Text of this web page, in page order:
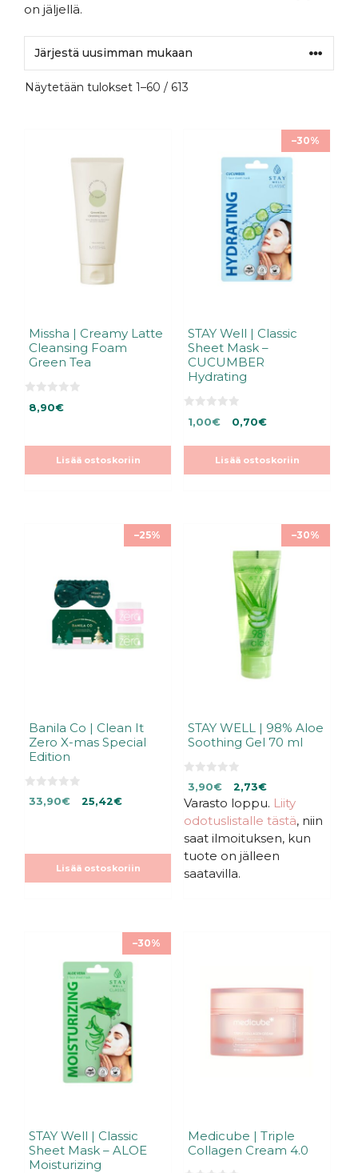
on jäljellä.
Näytetään tulokset 1–60 / 613
Missha | Creamy Latte
Cleansing Foam
Green Tea
58,90€
Lisää ostoskoriin
–30%
STAY Well | Classic
Sheet Mask –
CUCUMBER
Hydrating
s
Alkuperäinen
1,00€.
1,00€Nykyinen
1,00€.
0,70€
Lisää ostoskoriin
–25%
Banila Co | Clean It
Zero X-mas Special
Edition
0
5Alkuperäinen
33,90€Nykyinen
25,42€
Lisää ostoskoriin
–30%
STAY WELL | 98% Aloe
Soothing Gel 70 ml
0
5
:
s
t
Alkuperäinen
hinta
oli:
3,90€.
3,90€Nykyinen
hinta
on:
3,90€.
2,73€
Varasto loppu. Liity
odotuslistalle tästä, niin
saat ilmoituksen, kun
tuote on jälleen
saatavilla.
–30%
STAY Well | Classic
Sheet Mask – ALOE
Moisturizing
Medicube | Triple
Collagen Cream 4.0